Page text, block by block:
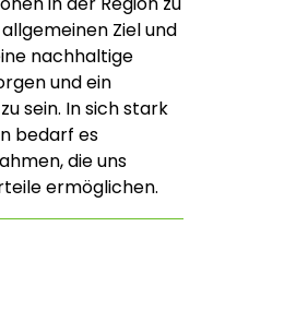
Ziel und
nachhaltige
und ein
sein. In sich stark
bedarf es
die uns
ermöglichen.